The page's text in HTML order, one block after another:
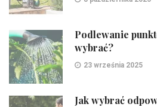
Podlewanie
wybrać?
23 września 2025
Jak wybrać